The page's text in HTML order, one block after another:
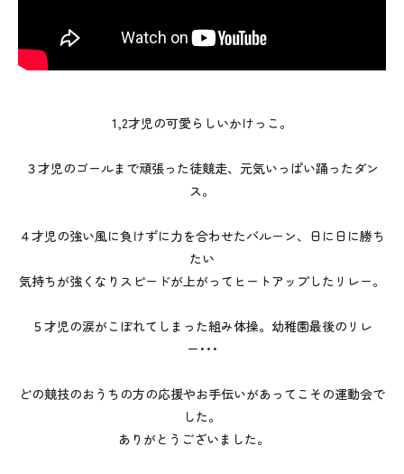
1,2才児の可愛らしいかけっこ。
３才児のゴールまで頑張った徒競走、元気いっぱい踊ったダン
ス。
４才児の強い風に負けずに力を合わせたバルーン、日に日に勝ち
たい
気持ちが強くなりスピードが上がってヒートアップしたリレー。
５才児の涙がこぼれてしまった組み体操。幼稚園最後のリレ
ー･･･
どの競技のおうちの方の応援やお手伝いがあってこその運動会で
した。
ありがとうございました。